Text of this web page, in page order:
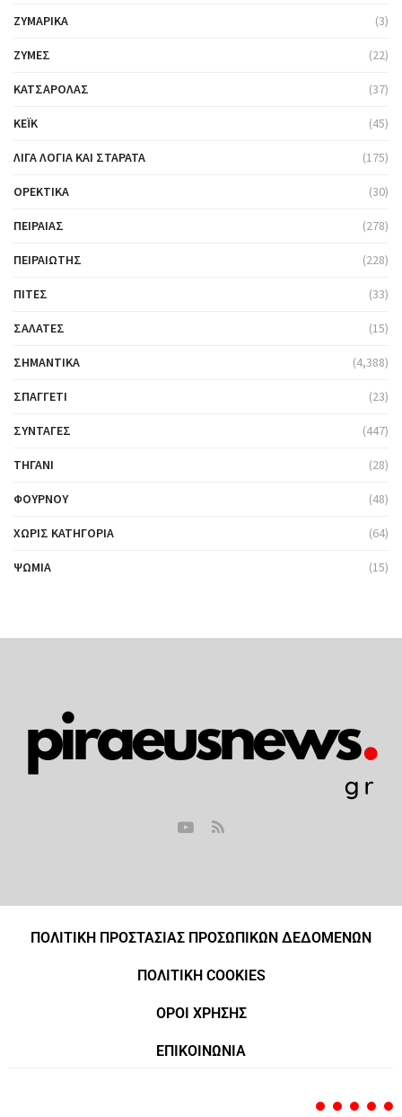
ΖΥΜΑΡΙΚΆ (3)
ΖΎΜΕΣ (22)
ΚΑΤΣΑΡΌΛΑΣ (37)
ΚΈΙΚ (45)
ΛΊΓΑ ΛΌΓΙΑ ΚΑΙ ΣΤΑΡΆΤΑ (175)
ΟΡΕΚΤΙΚΆ (30)
ΠΕΙΡΑΙΆΣ (278)
ΠΕΙΡΑΙΏΤΗΣ (228)
ΠΊΤΕΣ (33)
ΣΑΛΆΤΕΣ (15)
ΣΗΜΑΝΤΙΚΆ (4,388)
ΣΠΑΓΓΈΤΙ (23)
ΣΥΝΤΑΓΈΣ (447)
ΤΗΓΆΝΙ (28)
ΦΟΎΡΝΟΥ (48)
ΧΩΡΊΣ ΚΑΤΗΓΟΡΊΑ (64)
ΨΩΜΙΆ (15)
ΠΟΛΙΤΙΚΗ ΠΡΟΣΤΑΣΙΑΣ ΠΡΟΣΩΠΙΚΩΝ ΔΕΔΟΜΕΝΩΝ
ΠΟΛΙΤΙΚΗ COOKIES
ΟΡΟΙ ΧΡΗΣΗΣ
ΕΠΙΚΟΙΝΩΝΙΑ